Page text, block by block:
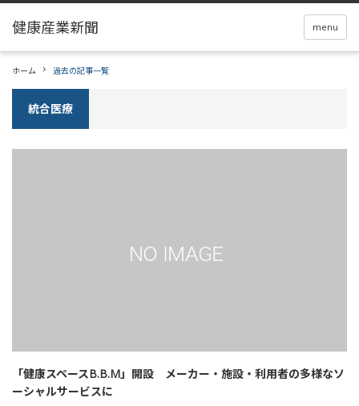
menu
ホーム 過去の記事一覧
統合医療
「健康スペースB.B.M」開設 メーカー・施設・利用者の多様なソ
ーシャルサービスに